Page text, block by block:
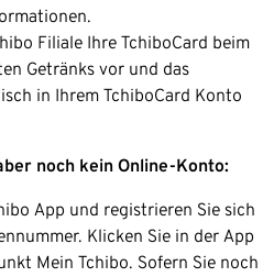
Filiale Ihre TchiboCard beim
Getränks vor und das
in Ihrem TchiboCard Konto
noch kein Online-Konto:
App und registrieren Sie sich
Klicken Sie in der App
Mein Tchibo. Sofern Sie noch